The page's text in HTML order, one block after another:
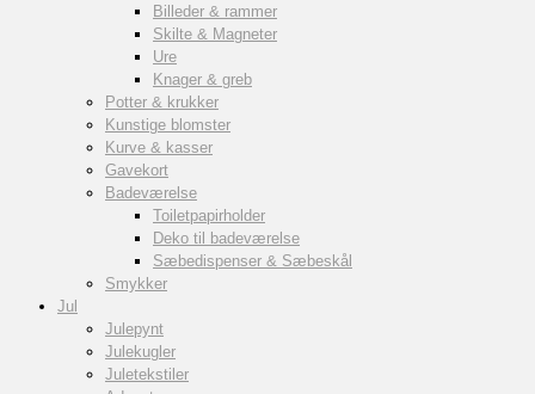
Billeder & rammer
Skilte & Magneter
Ure
Knager & greb
Potter & krukker
Kunstige blomster
Kurve & kasser
Gavekort
Badeværelse
Toiletpapirholder
Deko til badeværelse
Sæbedispenser & Sæbeskål
Smykker
Jul
Julepynt
Julekugler
Juletekstiler